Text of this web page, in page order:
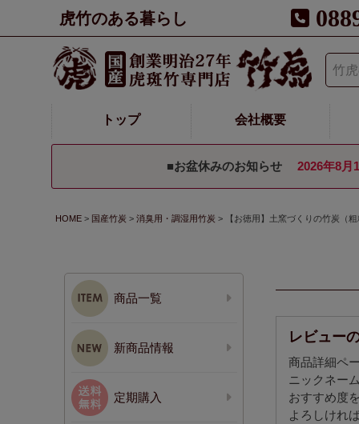
虎竹のある暮らし
トップ 会社概要
■お盆休みのお知らせ 2026年8月
HOME 国産竹炭 消臭用・調湿用竹炭 【お徳用】土窯づくりの竹炭（
商品一覧
新商品情報
定期購入
レビュー
商品詳細ペ
ニックネー
おすすめ度
よろしけれ